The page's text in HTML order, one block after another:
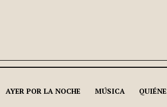
AYER POR LA NOCHE MÚSICA